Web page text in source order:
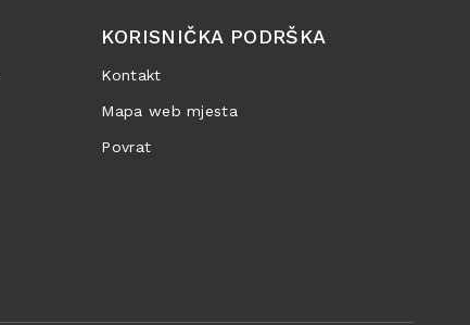
KORISNIČKA PODRŠKA
Kontakt
Mapa web mjesta
Povrat